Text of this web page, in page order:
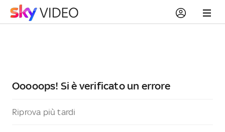
Ooooops! Si è verificato un errore
Riprova più tardi